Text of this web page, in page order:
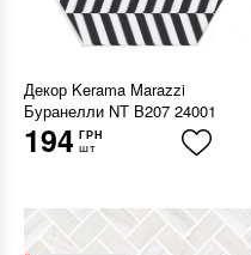
Декор Kerama Marazzi
Буранелли NT B207 24001
194 ГРН
шт